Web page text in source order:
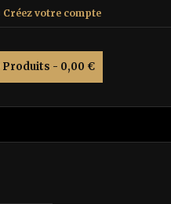
Créez votre compte
Produits - 0,00 €